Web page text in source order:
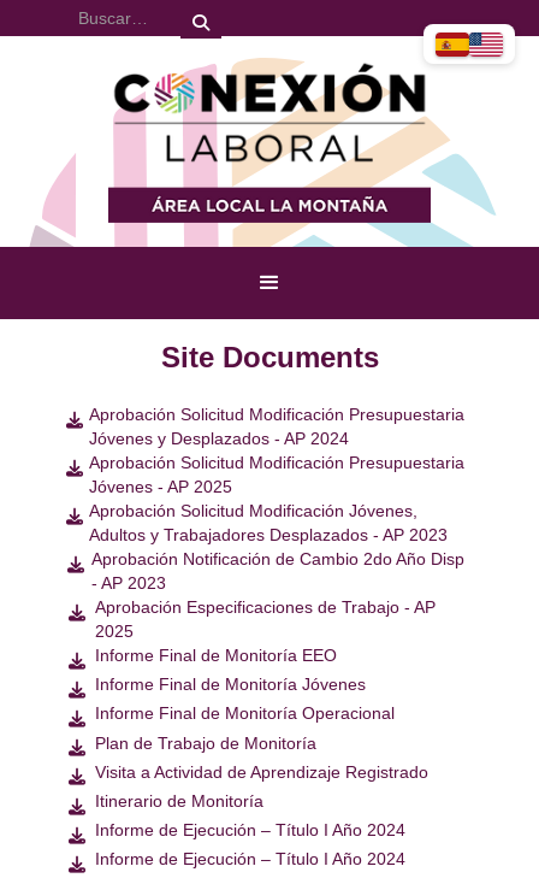
Site Documents
 Aprobación Solicitud Modificación Presupuestaria
Jóvenes y Desplazados - AP 2024
 Aprobación Solicitud Modificación Presupuestaria
Jóvenes - AP 2025
 Aprobación Solicitud Modificación Jóvenes,
Adultos y Trabajadores Desplazados - AP 2023
 Aprobación Notificación de Cambio 2do Año Disp
- AP 2023
 Aprobación Especificaciones de Trabajo - AP
2025
 Informe Final de Monitoría EEO
 Informe Final de Monitoría Jóvenes
 Informe Final de Monitoría Operacional
 Plan de Trabajo de Monitoría
 Visita a Actividad de Aprendizaje Registrado
 Itinerario de Monitoría
 Informe de Ejecución – Título I Año 2024
 Informe de Ejecución – Título I Año 2024